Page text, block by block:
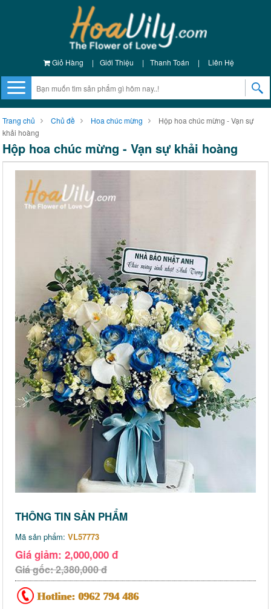
Giỏ Hàng | Giới Thiệu | Thanh Toán | Liên Hệ
Trang chủ Chủ đề Hoa chúc mừng
Hộp hoa chúc mừng - Vạn sự
khải hoàng
Hộp hoa chúc mừng - Vạn sự khải hoàng
THÔNG TIN SẢN PHẨM
Mã sản phẩm: VL57773
Giá giảm: 2,000,000 đ
Giá gốc: 2,380,000 đ
Hotline: 0962 794 486